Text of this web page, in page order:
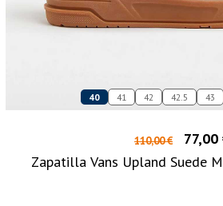
40 41 42 42.5 43
110,00 €
77,00
Zapatilla Vans Upland Suede